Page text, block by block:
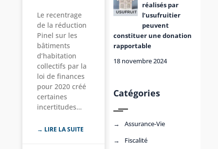
Le recentrage
de la réduction
Pinel sur les
bâtiments
d’habitation
collectifs par la
loi de finances
pour 2020 créé
certaines
incertitudes…
→ LIRE LA SUITE
réalisés par
l’usufruitier
peuvent
constituer une donation
rapportable
18 novembre 2024
Catégories
Assurance-Vie
Fiscalité